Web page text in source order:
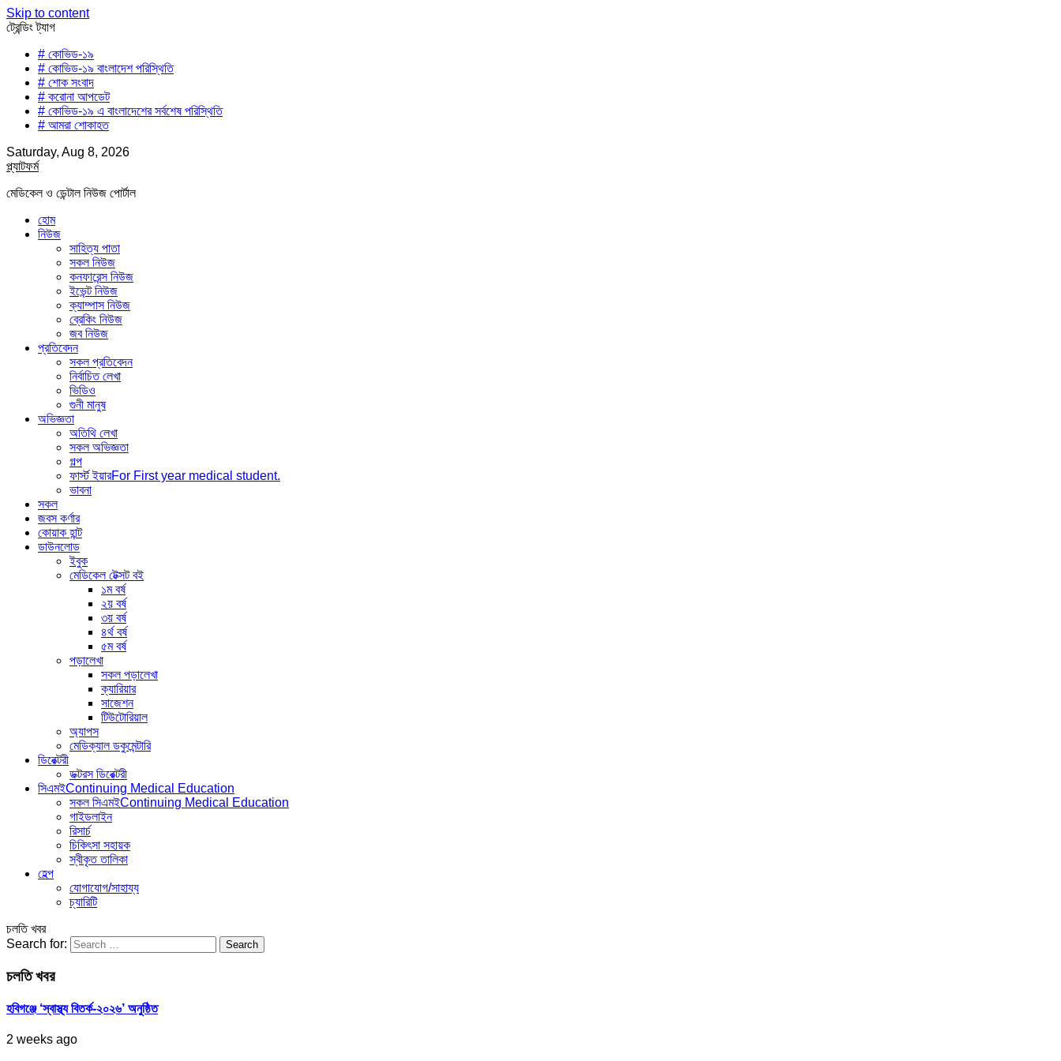
Skip to content
ট্রেন্ডিং ট্যাগ
# কোভিড-১৯
# কোভিড-১৯ বাংলাদেশ পরিস্থিতি
# শোক সংবাদ
# করোনা আপডেট
# কোভিড-১৯ এ বাংলাদেশের সর্বশেষ পরিস্থিতি
# আমরা শোকাহত
Saturday, Aug 8, 2026
প্ল্যাটফর্ম
মেডিকেল ও ডেন্টাল নিউজ পোর্টাল
হোম
নিউজ
সাহিত্য পাতা
সকল নিউজ
কনফারেন্স নিউজ
ইভেন্ট নিউজ
ক্যাম্পাস নিউজ
ব্রেকিং নিউজ
জব নিউজ
প্রতিবেদন
সকল প্রতিবেদন
নির্বাচিত লেখা
ভিডিও
গুনী মানুষ
অভিজ্ঞতা
অতিথি লেখা
সকল অভিজ্ঞতা
গল্প
ফার্স্ট ইয়ারFor First year medical student.
ভাবনা
সকল
জবস কর্ণার
কোয়াক হান্ট
ডাউনলোড
ইবুক
মেডিকেল টেক্সট বই
১ম বর্ষ
২য় বর্ষ
৩য় বর্ষ
৪র্থ বর্ষ
৫ম বর্ষ
পড়ালেখা
সকল পড়ালেখা
ক্যারিয়ার
সাজেশন
টিউটোরিয়াল
অ্যাপস
মেডিক্যাল ডকুমেন্টারি
ডিরেক্টরী
ডক্টরস ডিরেক্টরী
সিএমইContinuing Medical Education
সকল সিএমইContinuing Medical Education
গাইডলাইন
রিসার্চ
চিকিৎসা সহায়ক
স্বীকৃত তালিকা
হেল্প
যোগাযোগ/সাহায্য
চ্যারিটি
চলতি খবর
Search for:
চলতি খবর
হবিগঞ্জে ‘স্বাস্থ্য বিতর্ক-২০২৬’ অনুষ্ঠিত
2 weeks ago